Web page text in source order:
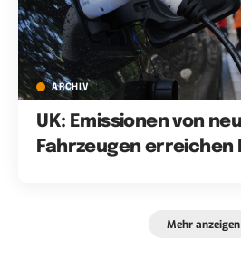
ARCHIV
UK: Emissionen von
Fahrzeugen erreichen
Mehr anzeigen